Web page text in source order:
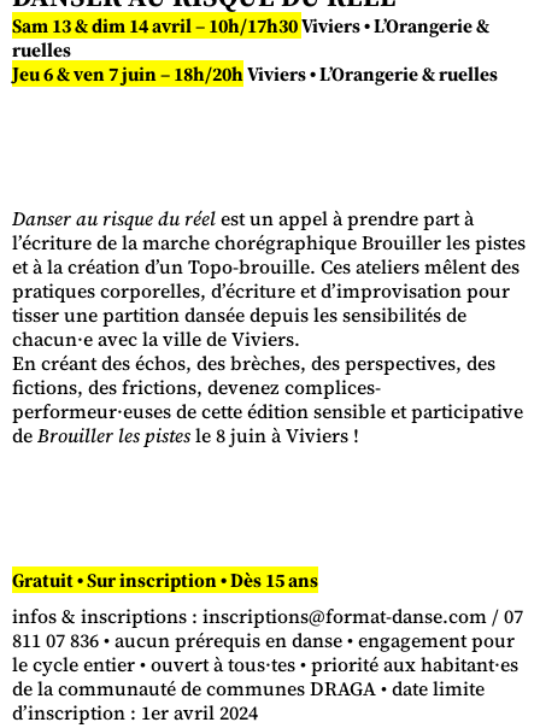
Sam 13 & dim 14 avril – 10h/17h30Viviers • L’Orangerie &
ruelles
Jeu 6 & ven 7 juin – 18h/20hViviers • L’Orangerie & ruelles
Danser au risque du réelest un appel à prendre part à
l’écriture de la marche chorégraphique Brouiller les pistes
et à la création d’un Topo-brouille. Ces ateliers mêlent des
pratiques corporelles, d’écriture et d’improvisation pour
tisser une partition dansée depuis les sensibilités de
chacun·e avec la ville de Viviers.
En créant des échos, des brèches, des perspectives, des
fictions, des frictions, devenez complices-
performeur·euses de cette édition sensible et participative
deBrouiller les pistesle 8 juin à Viviers !
Gratuit • Sur inscription • Dès 15 ans
infos & inscriptions : inscriptions@format-danse.com / 07
811 07 836 • aucun prérequis en danse • engagement pour
le cycle entier • ouvert à tous·tes • priorité aux habitant·es
de la communauté de communes DRAGA • date limite
d’inscription : 1er avril 2024